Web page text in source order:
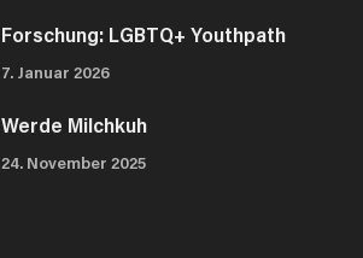
Forschung: LGBTQ+ Youthpath
7. Januar 2026
Werde Milchkuh
24. November 2025